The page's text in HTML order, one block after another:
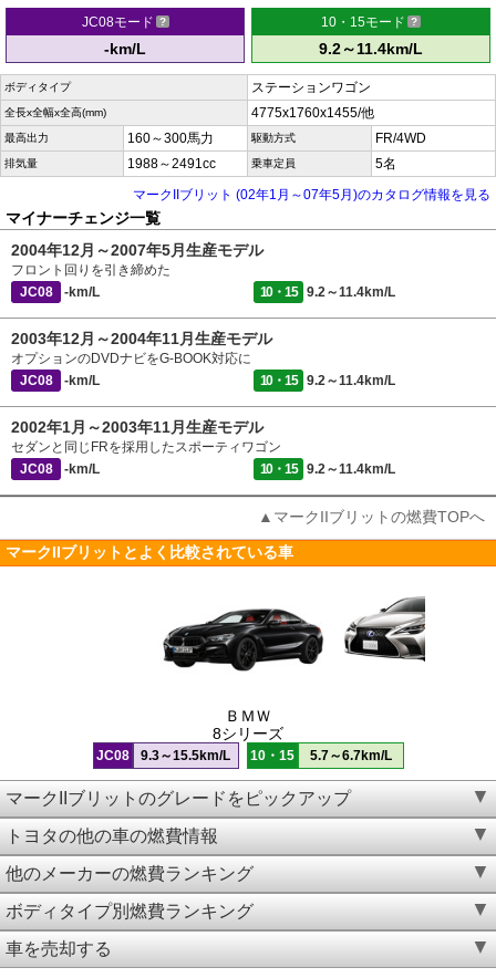
JC08モード
-km/L
10・15モード
9.2～11.4km/L
ボディタイプ ステーションワゴン
全長x全幅x全高(mm) 4775x1760x1455/他
最高出力 160～300馬力 駆動方式 FR/4WD
排気量 1988～2491cc 乗車定員
5名
マークIIブリット (02年1月～07年5月)のカタログ情報を見る
マイナーチェンジ一覧
2004年12月～2007年5月生産モデル
フロント回りを引き締めた
JC08
-km/L 10・15 9.2～11.4km/L
2003年12月～2004年11月生産モデル
オプションのDVDナビをG-BOOK対応に
JC08
-km/L 10・15 9.2～11.4km/L
2002年1月～2003年11月生産モデル
セダンと同じFRを採用したスポーティワゴン
JC08
-km/L 10・15 9.2～11.4km/L
▲マークIIブリットの燃費TOPへ
マークIIブリットとよく比較されている車
ＢＭＷ
8シリーズ
JC08 9.3～15.5km/L 10・15 5.7～6.7km/L
マークIIブリットのグレードをピックアップ
トヨタの他の車の燃費情報
他のメーカーの燃費ランキング
ボディタイプ別燃費ランキング
車を売却する